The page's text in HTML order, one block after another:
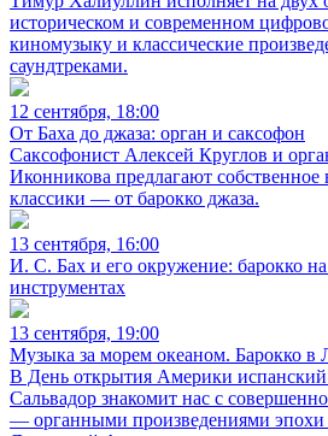
историческом и современном
киномузыку и классические
саундтреками.
12 сентября, 18:00
От Баха до джаза: орган и саксофон
Саксофонист Алексей Круглов и
Иконникова предлагают собственное
классики — от барокко джаза.
13 сентября, 16:00
И. С. Бах и его окружение: барокко
инструментах
13 сентября, 19:00
Музыка за морем океаном. Барокко в
В День открытия Америки испанский
Сальвадор знакомит нас с
— органными произведениями эпохи